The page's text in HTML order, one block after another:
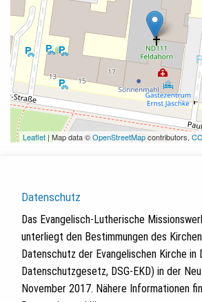
Leaflet | Map data ©OpenStreetMapcontributors,
Datenschutz
Das Evangelisch-Lutherische
unterliegt den Bestimmungen des
Datenschutz der Evangelischen Kirche in
Datenschutzgesetz, DSG-EKD) in der
November 2017. Nähere Informationen